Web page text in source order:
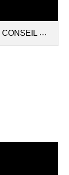
27 avril 2026.pdf